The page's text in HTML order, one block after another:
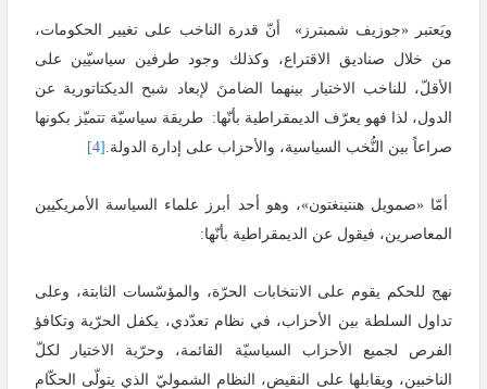
ويَعتبر «جوزيف شمبترز» أنّ قدرة الناخب على تغيير الحكومات،
من خلال صناديق الاقتراع، وكذلك وجود طرفين سياسيّين على
الأقلّ، للناخب الاختيار بينهما الضامنَ لإبعاد شبح الديكتاتورية عن
الدول، لذا فهو يعرّف الديمقراطية بأنّها: طريقة سياسيّة تتميّز بكونها
صراعاً بين النُّخب السياسية، والأحزاب على إدارة الدولة. [4]
أمّا «صمويل هنتينغتون»، وهو أحد أبرز علماء السياسة الأمريكيين
المعاصرين، فيقول عن الديمقراطية بأنّها:
نهج للحكم يقوم على الانتخابات الحرّة، والمؤسّسات الثابتة، وعلى
تداول السلطة بين الأحزاب، في نظام تعدّدي، يكفل الحرّية وتكافؤ
الفرص لجميع الأحزاب السياسيّة القائمة، وحرّية الاختيار لكلّ
الناخبين، ويقابلها على النقيض، النظام الشموليّ الذي يتولّى الحكّام